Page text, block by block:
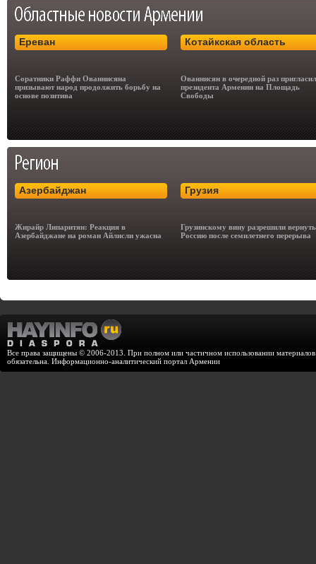
Ереван
Соратники Раффи Ованнисяна
призывают народ продолжить борьбу на
основе позитива
Котайкская область
Ованнисян в очередной раз пригласил
президента Армении на Площадь
Свободы
Азербайджан
Жирайр Липаритян: Реакция в
Азербайджане на роман Айлисли ужасна
Грузия
Грузинскому вину разрешили
Россию после семилетнего перерыва
Все права защищены © 2006-2013. При полном или частичном использовании
обязательна. Информационно-аналитический портал Армении